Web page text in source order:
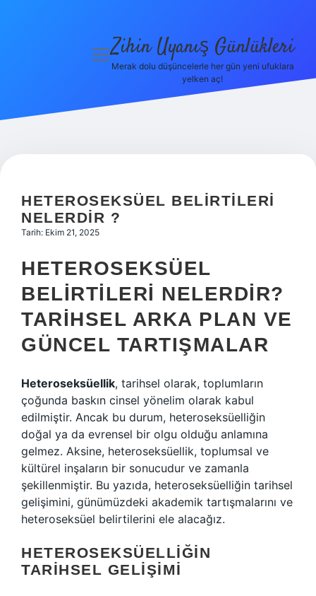
Politikası
menüyü
Zihin Uyanış Günlükleri
Merak dolu düşüncelerle her gün yeni ufuklara
yelken aç!
HETEROSEKSÜEL BELIRTILERI
NELERDIR ?
Tarih: Ekim 21, 2025
HETEROSEKSÜEL
BELIRTILERI NELERDIR?
TARIHSEL ARKA PLAN VE
GÜNCEL TARTIŞMALAR
Heteroseksüellik, tarihsel olarak, toplumların
çoğunda baskın cinsel yönelim olarak kabul
edilmiştir. Ancak bu durum, heteroseksüelliğin
doğal ya da evrensel bir olgu olduğu anlamına
gelmez. Aksine, heteroseksüellik, toplumsal ve
kültürel inşaların bir sonucudur ve zamanla
şekillenmiştir. Bu yazıda, heteroseksüelliğin tarihsel
gelişimini, günümüzdeki akademik tartışmalarını ve
heteroseksüel belirtilerini ele alacağız.
HETEROSEKSÜELLIĞIN
TARIHSEL GELIŞIMI